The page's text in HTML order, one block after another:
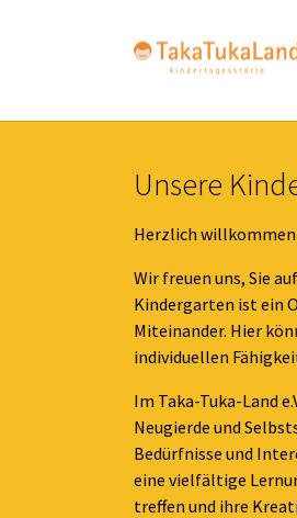
Unsere
Herzlich willkommen
Wir freuen uns, Sie
Kindergarten ist ein
Miteinander. Hier
individuellen
Im Taka-Tuka-Land
Neugierde und
Bedürfnisse und
eine vielfältige
treffen und ihre